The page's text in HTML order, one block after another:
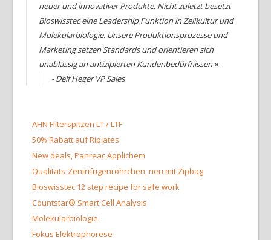
neuer und innovativer Produkte. Nicht zuletzt besetzt
Bioswisstec eine Leadership Funktion in Zellkultur und
Molekularbiologie. Unsere Produktionsprozesse und
Marketing setzen Standards und orientieren sich
unablässig an antizipierten Kundenbedürfnissen »
- Delf Heger VP Sales
AHN Filterspitzen LT / LTF
50% Rabatt auf Riplates
New deals, Panreac Applichem
Qualitäts-Zentrifugenröhrchen, neu mit Zipbag
Bioswisstec 12 step recipe for safe work
Countstar® Smart Cell Analysis
Molekularbiologie
Fokus Elektrophorese